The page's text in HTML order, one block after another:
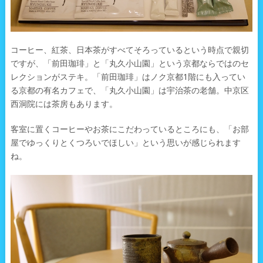
コーヒー、紅茶、日本茶がすべてそろっているという時点で親切
ですが、「前田珈琲」と「丸久小山園」という京都ならではのセ
レクションがステキ。「前田珈琲」はノク京都1階にも入ってい
る京都の有名カフェで、「丸久小山園」は宇治茶の老舗。中京区
西洞院には茶房もあります。
客室に置くコーヒーやお茶にこだわっているところにも、「お部
屋でゆっくりとくつろいでほしい」という思いが感じられます
ね。